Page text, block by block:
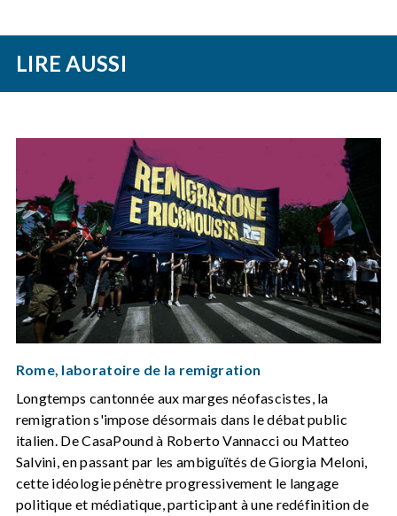
LIRE AUSSI
Rome, laboratoire de la remigration
Longtemps cantonnée aux marges néofascistes, la
remigration s'impose désormais dans le débat public
italien. De CasaPound à Roberto Vannacci ou Matteo
Salvini, en passant par les ambiguïtés de Giorgia Meloni,
cette idéologie pénètre progressivement le langage
politique et médiatique, participant à une redéfinition de